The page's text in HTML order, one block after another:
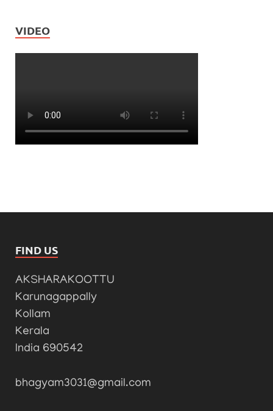
VIDEO
FIND US
AKSHARAKOOTTU
Karunagappally
Kollam
Kerala
India 690542
bhagyam3031@gmail.com